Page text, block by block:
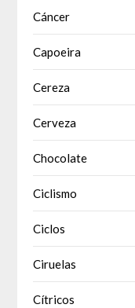
Cáncer
Capoeira
Cereza
Cerveza
Chocolate
Ciclismo
Ciclos
Ciruelas
Cítricos